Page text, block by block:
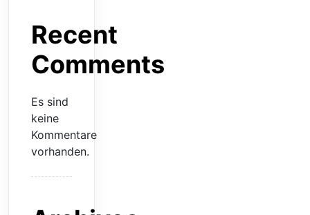
Recent
Comments
Es sind
keine
Kommentare
vorhanden.